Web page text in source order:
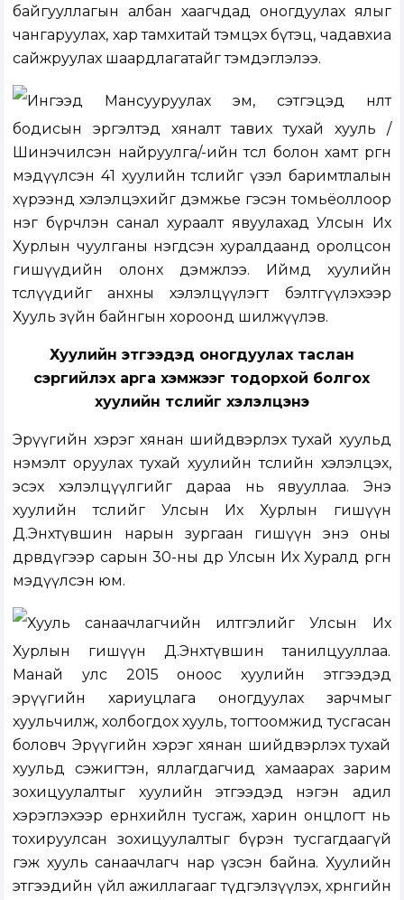
байгууллагын албан хаагчдад оногдуулах ялыг
чангаруулах, хар тамхитай тэмцэх бүтэц, чадавхиа
сайжруулах шаардлагатайг тэмдэглэлээ.
Ингээд Мансууруулах эм, сэтгэцэд нөлөөт
бодисын эргэлтэд хяналт тавих тухай хууль /
Шинэчилсэн найруулга/-ийн төсөл болон хамт өргөн
мэдүүлсэн 41 хуулийн төслийг үзэл баримтлалын
хүрээнд хэлэлцэхийг дэмжье гэсэн томьёоллоор
нэг бүрчлэн санал хураалт явуулахад Улсын Их
Хурлын чуулганы нэгдсэн хуралдаанд оролцсон
гишүүдийн олонх дэмжлээ. Иймд хуулийн
төслүүдийг анхны хэлэлцүүлэгт бэлтгүүлэхээр
Хууль зүйн байнгын хороонд шилжүүлэв.
Хуулийн этгээдэд оногдуулах таслан
сэргийлэх арга хэмжээг тодорхой болгох
хуулийн төслийг хэлэлцэнэ
Эрүүгийн хэрэг хянан шийдвэрлэх тухай хуульд
нэмэлт оруулах тухай хуулийн төслийн хэлэлцэх,
эсэх хэлэлцүүлгийг дараа нь явууллаа. Энэ
хуулийн төслийг Улсын Их Хурлын гишүүн
Д.Энхтүвшин нарын зургаан гишүүн энэ оны
дөрөвдүгээр сарын 30-ны өдөр Улсын Их Хуралд өргөн
мэдүүлсэн юм.
Хууль санаачлагчийн илтгэлийг Улсын Их
Хурлын гишүүн Д.Энхтүвшин танилцууллаа.
Манай улс 2015 оноос хуулийн этгээдэд
эрүүгийн хариуцлага оногдуулах зарчмыг
хуульчилж, холбогдох хууль, тогтоомжид тусгасан
боловч Эрүүгийн хэрэг хянан шийдвэрлэх тухай
хуульд сэжигтэн, яллагдагчид хамаарах зарим
зохицуулалтыг хуулийн этгээдэд нэгэн адил
хэрэглэхээр ерөнхийлөн тусгаж, харин онцлогт нь
тохируулсан зохицуулалтыг бүрэн тусгагдаагүй
гэж хууль санаачлагч нар үзсэн байна. Хуулийн
этгээдийн үйл ажиллагааг түдгэлзүүлэх, хөрөнгийн